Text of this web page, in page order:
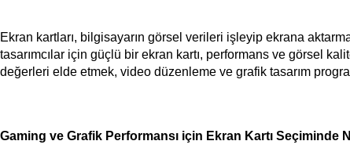
Ekran kartları, bilgisayarın görsel verileri işleyip ekrana
tasarımcılar için güçlü bir ekran kartı, performans ve görsel
değerleri elde etmek, video düzenleme ve grafik tasarım
Gaming ve Grafik Performansı için Ekran Kartı Seçiminde